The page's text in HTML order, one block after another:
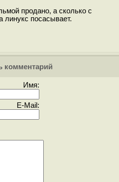
продано, а сколько с
линукс посасывает.
комментарий
Имя:
E-Mail: